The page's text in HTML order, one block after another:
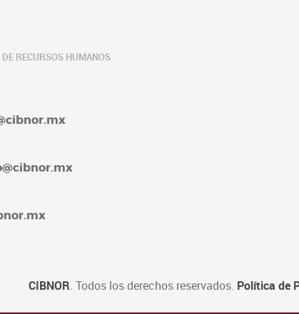
RECURSOS HUMANOS
CIBNOR. Todos los derechos reservados. Política de